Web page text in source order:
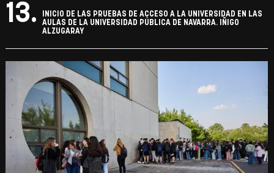
13.
INICIO DE LAS PRUEBAS DE ACCESO A LA UNIVERSIDAD EN LAS
AULAS DE LA UNIVERSIDAD PÚBLICA DE NAVARRA. IÑIGO
ALZUGARAY